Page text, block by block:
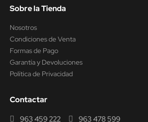
Sobre la Tienda
Nosotros
Condiciones de Venta
Formas de Pago
Garantía y Devoluciones
Política de Privacidad
Contactar
963 459 222 963 478 599